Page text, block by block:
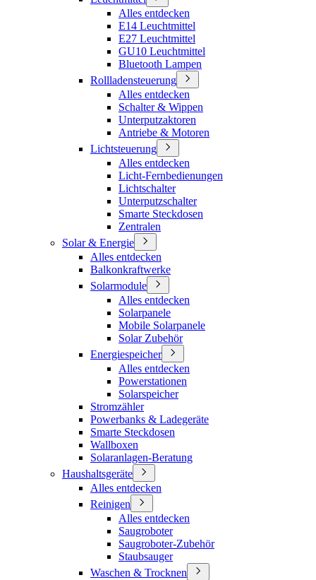
Alles entdecken
E14 Leuchtmittel
E27 Leuchtmittel
GU10 Leuchtmittel
Bluetooth Lampen
Rollladensteuerung
Alles entdecken
Schalter & Wippen
Unterputzaktoren
Antriebe & Motoren
Lichtsteuerung
Alles entdecken
Licht-Fernbedienungen
Lichtschalter
Unterputzschalter
Smarte Steckdosen
Zentralen
Solar & Energie
Alles entdecken
Balkonkraftwerke
Solarmodule
Alles entdecken
Solarpanele
Mobile Solarpanele
Solar Zubehör
Energiespeicher
Alles entdecken
Powerstationen
Solarspeicher
Stromzähler
Powerbanks & Ladegeräte
Smarte Steckdosen
Wallboxen
Solaranlagen-Beratung
Haushaltsgeräte
Alles entdecken
Reinigen
Alles entdecken
Saugroboter
Saugroboter-Zubehör
Staubsauger
Waschen & Trocknen